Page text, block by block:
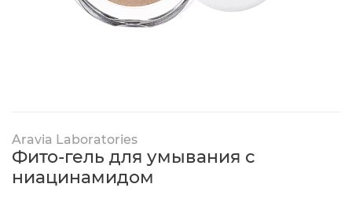
Aravia Laboratories
Фито-гель для умывания с
ниацинамидом